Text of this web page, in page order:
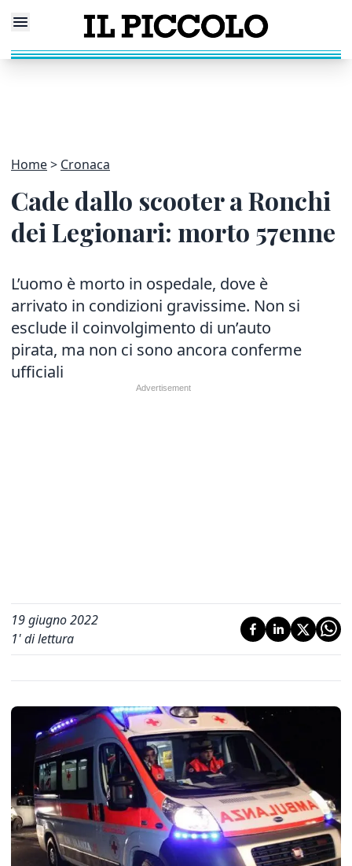
Home Cronaca
Cade dallo scooter a Ronchi
dei Legionari: morto 57enne
L’uomo è morto in ospedale, dove è
arrivato in condizioni gravissime. Non si
esclude il coinvolgimento di un’auto
pirata, ma non ci sono ancora conferme
ufficiali
19 giugno 2022
1' di lettura